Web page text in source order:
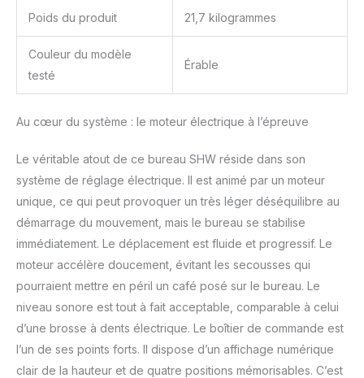
Poids du produit 21,7 kilogrammes
Couleur du modèle
testé
Érable
Au cœur du système : le moteur électrique à l’épreuve
Le véritable atout de ce bureau SHW réside dans son
système de réglage électrique. Il est animé par un moteur
unique, ce qui peut provoquer un très léger déséquilibre au
démarrage du mouvement, mais le bureau se stabilise
immédiatement. Le déplacement est fluide et progressif. Le
moteur accélère doucement, évitant les secousses qui
pourraient mettre en péril un café posé sur le bureau. Le
niveau sonore est tout à fait acceptable, comparable à celui
d’une brosse à dents électrique. Le boîtier de commande est
l’un de ses points forts. Il dispose d’un affichage numérique
clair de la hauteur et de quatre positions mémorisables. C’est